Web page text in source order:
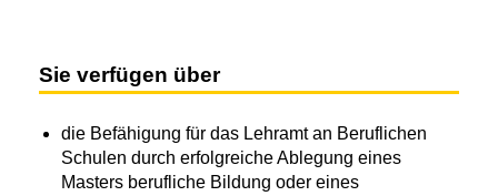
Sie verfügen über
die Befähigung für das Lehramt an Beruflichen
Schulen durch erfolgreiche Ablegung eines
Masters berufliche Bildung oder eines